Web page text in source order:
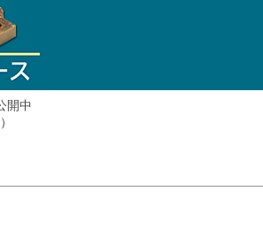
開中
）